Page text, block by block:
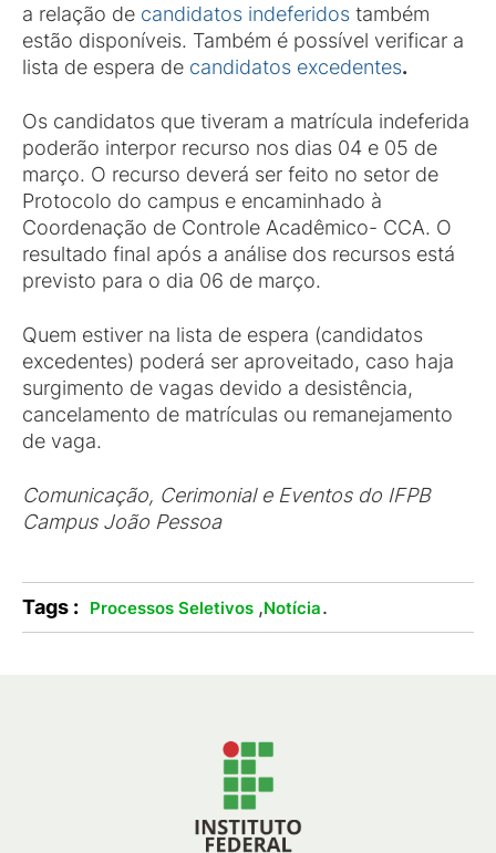
a relação de candidatos indeferidos também
estão disponíveis. Também é possível verificar a
lista de espera de candidatos excedentes.
Os candidatos que tiveram a matrícula indeferida
poderão interpor recurso nos dias 04 e 05 de
março. O recurso deverá ser feito no setor de
Protocolo do campus e encaminhado à
Coordenação de Controle Acadêmico- CCA. O
resultado final após a análise dos recursos está
previsto para o dia 06 de março.
Quem estiver na lista de espera (candidatos
excedentes) poderá ser aproveitado, caso haja
surgimento de vagas devido a desistência,
cancelamento de matrículas ou remanejamento
de vaga.
Comunicação, Cerimonial e Eventos do IFPB
Campus João Pessoa
Tags : Processos Seletivos ,Notícia.